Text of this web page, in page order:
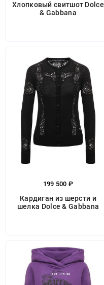
Хлопковый свитшот Dolce
& Gabbana
199 500 ₽
Кардиган из шерсти и
шелка Dolce & Gabbana